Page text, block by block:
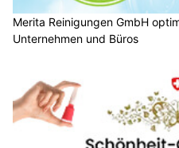
Merita Reinigungen GmbH
Unternehmen und Büros